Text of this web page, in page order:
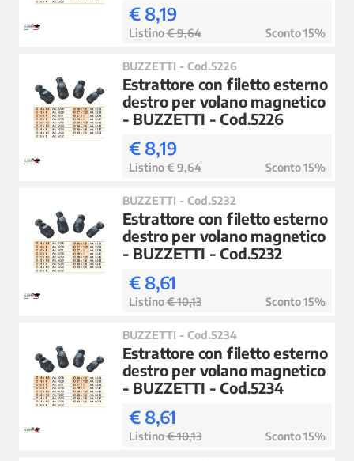
€ 8,19
Listino€ 9,64 Sconto 15%
BUZZETTI - Cod.5226
Estrattore con filetto esterno
destro per volano magnetico
- BUZZETTI - Cod.5226
€ 8,19
Listino€ 9,64 Sconto 15%
BUZZETTI - Cod.5232
Estrattore con filetto esterno
destro per volano magnetico
- BUZZETTI - Cod.5232
€ 8,61
Listino€ 10,13 Sconto 15%
BUZZETTI - Cod.5234
Estrattore con filetto esterno
destro per volano magnetico
- BUZZETTI - Cod.5234
€ 8,61
Listino€ 10,13 Sconto 15%